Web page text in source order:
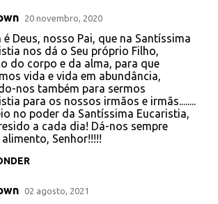
20 novembro, 2020
é Deus, nosso Pai, que na Santíssima
nos dá o Seu próprio Filho,
do corpo e da alma, para que
vida e vida em abundância,
nos também para sermos
para os nossos irmãos e irmãs........
no poder da Santíssima Eucaristia,
a cada dia! Dá-nos sempre
alimento, Senhor!!!!!
02 agosto, 2021